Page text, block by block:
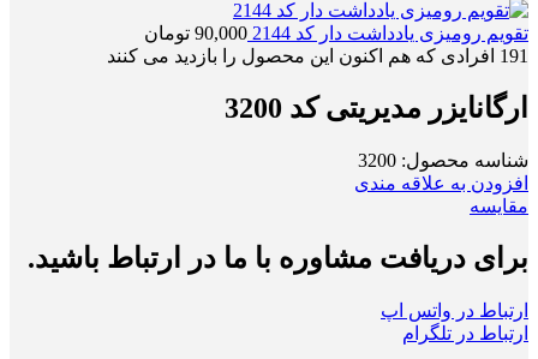
تقویم رومیزی یادداشت دار کد 2144 90,000 تومان
191 افرادی که هم اکنون این محصول را بازدید می کنند
ارگانایزر مدیریتی کد 3200
شناسه محصول: 3200
افزودن به علاقه مندی
مقایسه
برای دریافت مشاوره با ما در ارتباط باشید.
ارتباط در واتس اپ
ارتباط در تلگرام